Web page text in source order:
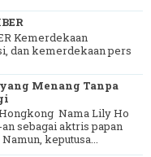
Kemerdekaan
dan kemerdekaan pers
Menang Tanpa
Nama Lily Ho
sebagai aktris papan
keputusa...